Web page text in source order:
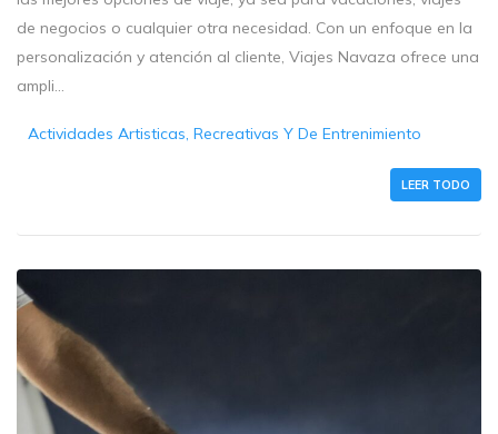
de negocios o cualquier otra necesidad. Con un enfoque en la
personalización y atención al cliente, Viajes Navaza ofrece una
ampli...
Actividades Artisticas, Recreativas Y De Entrenimiento
LEER TODO